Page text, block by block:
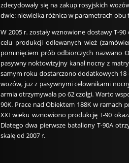
zdecydowały się na zakup rosyjskich
dwie: niewielka różnica w parametrach obu
W 2005 r. zostały wznowione dostawy T-
celu produkcji odlewanych wież
pominięciem prób odbiorczych nazwano
pasywny noktowizyjny kanał nocny z
samym roku dostarczono dodatkowych 18
wozów, już z pasywnymi celownikami
armia otrzymywała po 62 czołgi. Warto
90K. Prace nad Obiektem 188K w ramach
XXI wieku wznowiono produkcję T-90
Dlatego dwa pierwsze bataliony T-90A
skalę od 2007 r.